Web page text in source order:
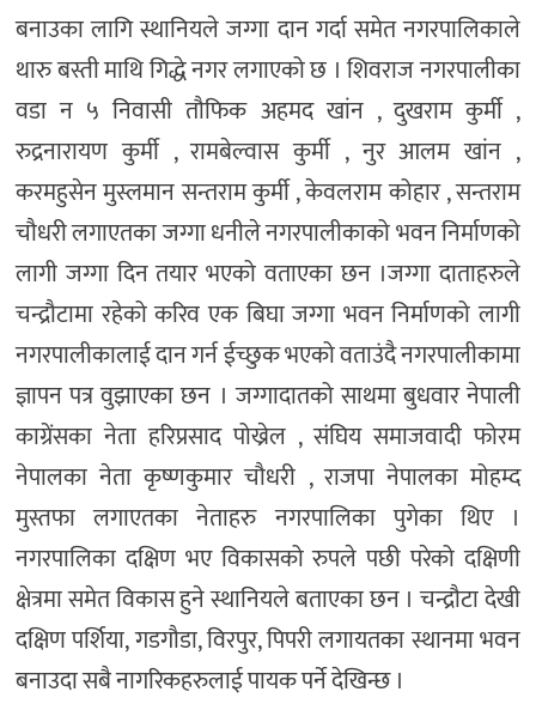
बनाउका लागि स्थानियले जग्गा दान गर्दा समेत नगरपालिकाले
थारु बस्ती माथि गिद्धे नगर लगाएको छ । शिवराज नगरपालीका
वडा न ५ निवासी तौफिक अहमद खांन , दुखराम कुर्मी ,
रुद्रनारायण कुर्मी , रामबेल्वास कुर्मी , नुर आलम खांन ,
करमहुसेन मुस्लमान सन्तराम कुर्मी , केवलराम कोहार , सन्तराम
चौधरी लगाएतका जग्गा धनीले नगरपालीकाको भवन निर्माणको
लागी जग्गा दिन तयार भएको वताएका छन ।जग्गा दाताहरुले
चन्द्रौटामा रहेको करिव एक बिघा जग्गा भवन निर्माणको लागी
नगरपालीकालाई दान गर्न ईच्छुक भएको वताउंदै नगरपालीकामा
ज्ञापन पत्र वुझाएका छन । जग्गादातको साथमा बुधवार नेपाली
काग्रेंसका नेता हरिप्रसाद पोख्रेल , संघिय समाजवादी फोरम
नेपालका नेता कृष्णकुमार चौधरी , राजपा नेपालका मोहम्द
मुस्तफा लगाएतका नेताहरु नगरपालिका पुगेका थिए ।
नगरपालिका दक्षिण भए विकासको रुपले पछी परेको दक्षिणी
क्षेत्रमा समेत विकास हुने स्थानियले बताएका छन । चन्द्रौटा देखी
दक्षिण पर्शिया, गडगौडा, विरपुर, पिपरी लगायतका स्थानमा भवन
बनाउदा सबै नागरिकहरुलाई पायक पर्ने देखिन्छ ।